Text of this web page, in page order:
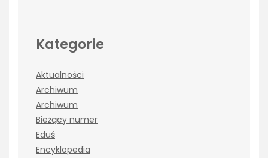
Kategorie
Aktualności
Archiwum
Archiwum
Bieżący numer
Eduś
Encyklopedia